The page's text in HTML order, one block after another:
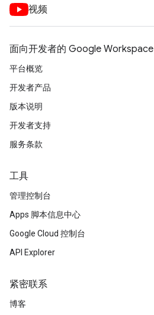
视频
面向开发者的 Google Workspace
平台概览
开发者产品
版本说明
开发者支持
服务条款
工具
管理控制台
Apps 脚本信息中心
Google Cloud 控制台
API Explorer
紧密联系
博客